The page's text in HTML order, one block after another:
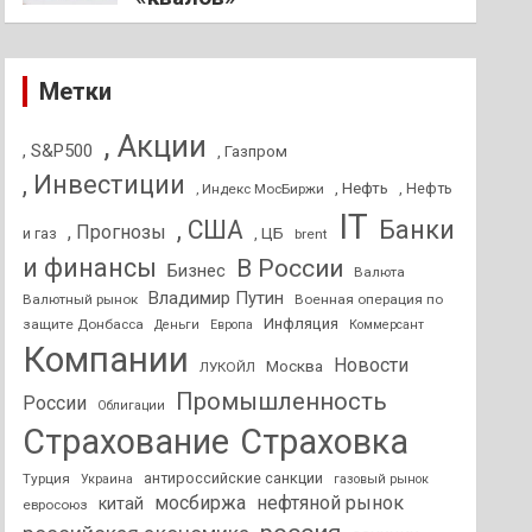
Метки
, S&P500 , Акции , Газпром
, Инвестиции , Индекс МосБиржи , Нефть , Нефть
и газ , Прогнозы , США , ЦБ brent IT Банки
и финансы
Бизнес В России
Валюта
Валютный рынок
Владимир Путин
Военная операция по
защите Донбасса
Деньги Европа Инфляция Коммерсант
Компании ЛУКОЙЛ Москва
Новости
России
Облигации Промышленность
Страхование Страховка
Турция Украина антироссийские санкции газовый рынок
евросоюз китай мосбиржа нефтяной рынок